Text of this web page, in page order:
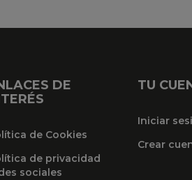
DE
de Cookies
de privacidad
sociales
TU
Iniciar
Crear